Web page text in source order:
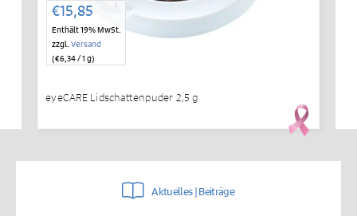
€15,85
Enthält 19% MwSt.
zzgl. Versand
(€6,34/ 1 g)
eyeCARE Lidschattenpuder 2,5 g
Aktuelles | Beiträge